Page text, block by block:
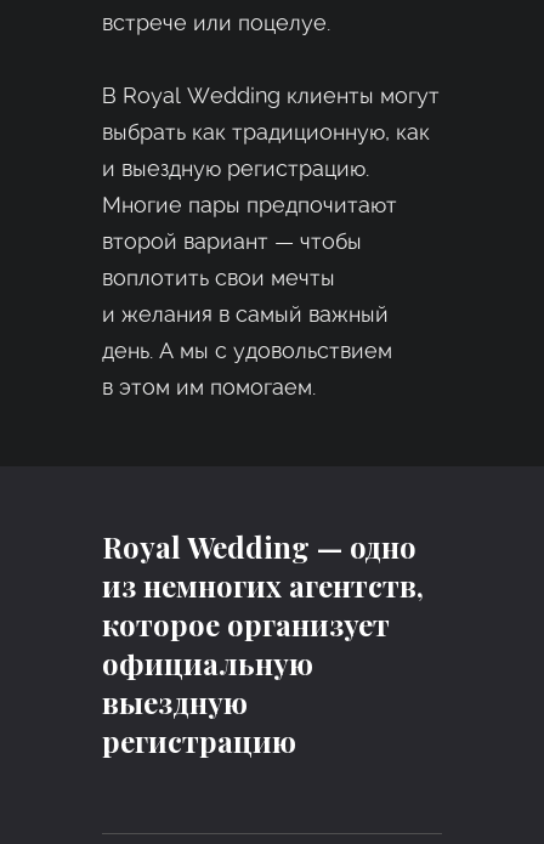
встрече или поцелуе.
В Royal Wedding клиенты могут
выбрать как традиционную, как
и выездную регистрацию.
Многие пары предпочитают
второй вариант — чтобы
воплотить свои мечты
и желания в самый важный
день. А мы с удовольствием
в этом им помогаем.
Royal Wedding — одно
из немногих агентств,
которое организует
официальную
выездную
регистрацию